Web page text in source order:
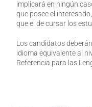
implicará en ningún
que posee el
que el de cursar los
Los candidatos
idioma equivalente al
Referencia para las